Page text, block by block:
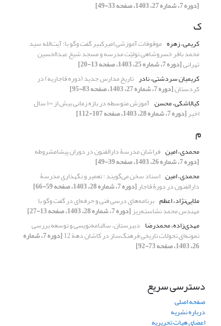
[دوره 7، شماره 27، 1403، صفحه 33-49]
ک
کریمی، زهره موقوفات آموزشی امیرکبیر گفت وگو با: آیت‌الله سید
محمد باقر خسروشاهی تولیّت مدرسه و مسجد شیخ عبدالحسین
تهرانی[دوره 7، شماره 25، 1403، صفحه 13-20]
کریمیان سردشتی، نادر تاریخ مدارس جدید (دوره قاجاریه) در
کردستان[دوره 7، شماره 27، 1403، صفحه 83-95]
کیالاشکی، محسن
آموزش متوسطه در بازه زمانی بیش از ۱٠٠ سال
اخیر[دوره 7، شماره 28، 1403، صفحه 107-112]
م
محمدی، امین فراشان مدرسۀ دارالفنون در دوران پیشامشروطه
[دوره 7، شماره 26، 1403، صفحه 39-49]
محمدی، امین اسناد سخن می‌گویند : تعمیر و نگهداری مدرسۀ
دارالفنون در دورۀ قاجار[دوره 7، شماره 28، 1403، صفحه 59-66]
ملایی‌نژاد، اعظم برنامه‌های درسی فنی و حرفه‌ای در گفت وگو با
مهندس محمد نشاسته‌ریز[دوره 7، شماره 28، 1403، صفحه 13-27]
مهدی‌زاده، محمدرضا دبیرستان، سالنامه‌نویسی و توسعه بررسی
نمونه‌ای تحولات تاریخی فرهنگ‌ساز در کاشان دهة 12 [دوره 7، شماره
26، 1403، صفحه 73-92]
دسترسی سریع
صفحه اصلی
درباره نشریه
اعضای هیات تحریریه